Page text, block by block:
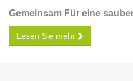
Gemeinsam Für eine
Lesen Sie mehr